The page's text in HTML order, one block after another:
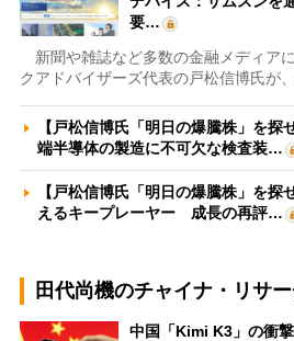
要…
新聞や雑誌など多数の金融メディア
クアドバイザーズ代表の戸松信博氏が
【戸松信博氏「明日の爆騰株」を探
端半導体の製造に不可欠な検査装…
【戸松信博氏「明日の爆騰株」を
えるキープレーヤー 成長の再評…
田代尚機のチャイナ・リサ
中国「Kimi K3」の衝